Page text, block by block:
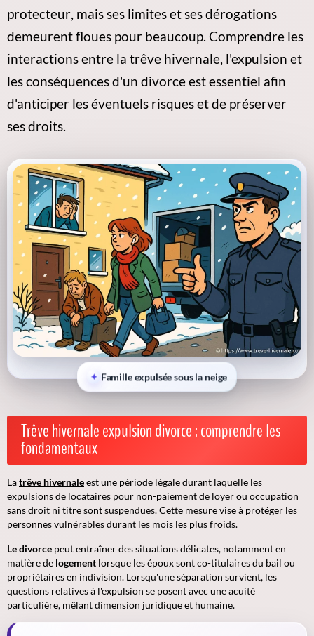
protecteur, mais ses limites et ses dérogations
demeurent floues pour beaucoup. Comprendre les
interactions entre la trêve hivernale, l'expulsion et
les conséquences d'un divorceest essentiel afin
d'anticiper les éventuels risques et de préserver
ses droits.
Famille expulsée sous la neige
Trêve hivernale expulsion divorce : comprendre les
fondamentaux
Latrêve hivernaleest une période légale durant laquelle les
expulsions de locataires pour non-paiement de loyer ou occupation
sans droit ni titre sont suspendues. Cette mesure vise à protéger les
personnes vulnérables durant les mois les plus froids.
Le divorce peut entraîner des situations délicates, notamment en
matière de logement lorsque les époux sont co-titulaires du bail ou
propriétaires en indivision. Lorsqu'une séparation survient, les
questions relatives à l'expulsion se posent avec une acuité
particulière, mêlant dimension juridique et humaine.